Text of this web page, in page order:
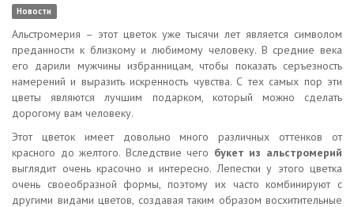
Новости
Альстромерия – этот цветок уже тысячи лет является символом
преданности к близкому и любимому человеку. В средние века
его дарили мужчины избранницам, чтобы показать серъезность
намерений и выразить искренность чувства. С тех самых пор эти
цветы являются лучшим подарком, который можно сделать
дорогому вам человеку.
Этот цветок имеет довольно много различных оттенков от
красного до желтого. Вследствие чего букет из альстромерий
выглядит очень красочно и интересно. Лепестки у этого цветка
очень своеобразной формы, поэтому их часто комбинируют с
другими видами цветов, создавая таким образом восхитительные